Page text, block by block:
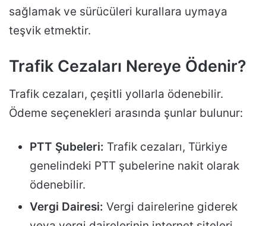
sağlamak ve sürücüleri kurallara uymaya
teşvik etmektir.
Trafik Cezaları Nereye Ödenir?
Trafik cezaları, çeşitli yollarla ödenebilir.
Ödeme seçenekleri arasında şunlar bulunur:
PTT Şubeleri: Trafik cezaları, Türkiye
genelindeki PTT şubelerine nakit olarak
ödenebilir.
Vergi Dairesi: Vergi dairelerine giderek